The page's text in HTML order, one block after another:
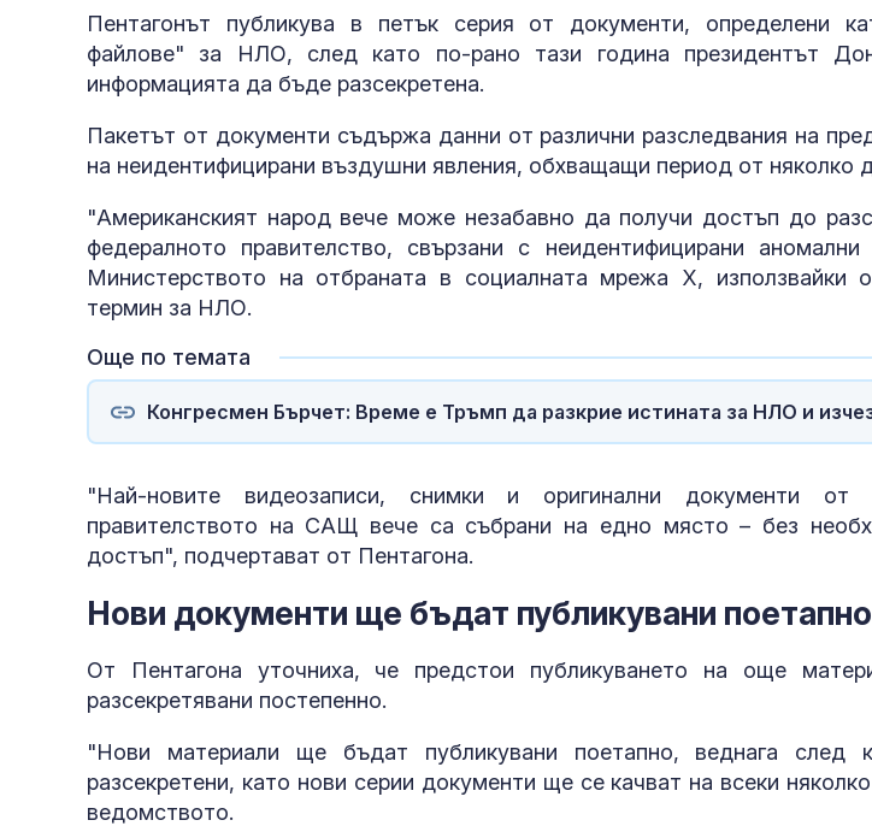
Пентагонът публикува в петък серия от документи, определени
файлове" за НЛО, след като по-рано тази година президентът
информацията да бъде разсекретена.
Пакетът от документи съдържа данни от различни разследвания на
на неидентифицирани въздушни явления, обхващащи период от няколко
"Американският народ вече може незабавно да получи достъп до
федералното правителство, свързани с неидентифицирани
Министерството на отбраната в социалната мрежа Х, използвайки
термин за НЛО.
Още по темата
Конгресмен Бърчет: Време е Тръмп да разкрие истината за НЛО и
"Най-новите видеозаписи, снимки и оригинални документи от
правителството на САЩ вече са събрани на едно място – без
достъп", подчертават от Пентагона.
Нови документи ще бъдат публикувани поетапно
От Пентагона уточниха, че предстои публикуването на още
разсекретявани постепенно.
"Нови материали ще бъдат публикувани поетапно, веднага след
разсекретени, като нови серии документи ще се качват на всеки
ведомството.